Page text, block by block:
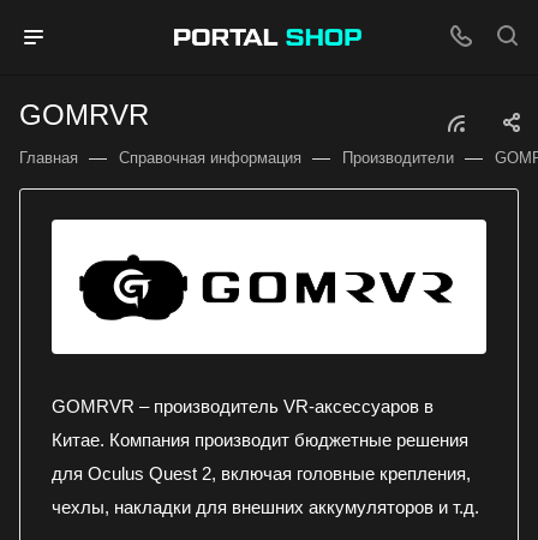
GOMRVR
Главная — Справочная информация — Производители —
GOMRVR – производитель VR-аксессуаров в
Китае. Компания производит бюджетные решения
для Oculus Quest 2, включая головные крепления,
чехлы, накладки для внешних аккумуляторов и т.д.